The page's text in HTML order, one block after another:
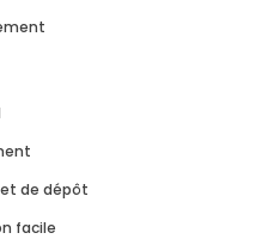
de dépôt
facile